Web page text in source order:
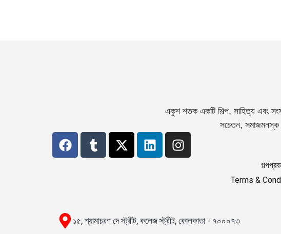
একুশ শতক একটি শিল্প, সাহিত্য এবং
সচেতন, সমাজমনস্ক
গল্প
Terms &
১৫, শ্যামাচরণ দে স্ট্রীট, কলেজ স্ট্রীট, কোলকাতা - ৭০০০৭৩